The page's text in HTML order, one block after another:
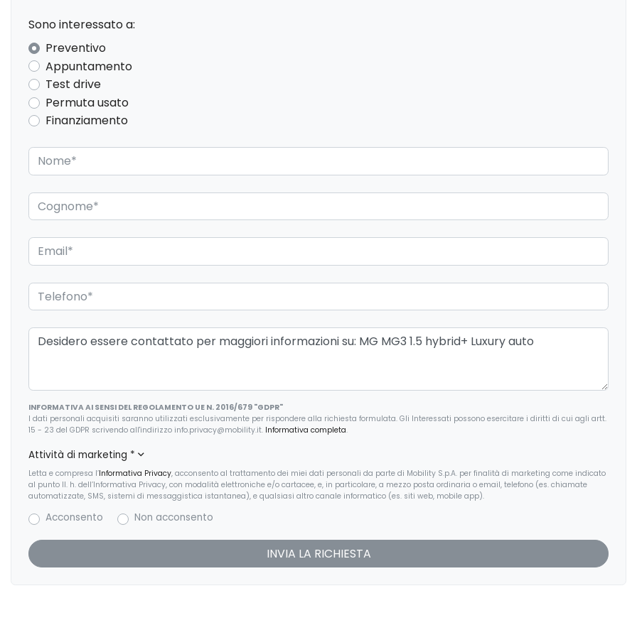
Freno di stazionamento elettrico
Inserti in acciaio esterni
Luci diurne
Partenza in salita assistita
Portaoggetti aggiuntivi
Predisposizioni
Presa 12V aggiuntiva
Protezione motore
Radio DAB
Riscaldamento da remoto
Sedile riscaldato lato guidatore
Sistema di assistenza al mantenimento
Sistema di navigazione
riscaldabili
Spoiler
Strumentazione digitale con display
Telecamera per visione esterno a 360
Sono interessato a:
Preventivo
Appuntamento
Test drive
Permuta usato
Finanziamento
INFORMATIVA AI SENSI DEL REGOLAMENTO UE N. 2016/679 "GDPR"
I dati personali acquisiti saranno utilizzati esclusivamente per rispondere alla richiesta formulata. Gli Interessati possono esercitare i diritti di cui agli artt.
15 - 23 del GDPR scrivendo all'indirizzo info.privacy@mobility.it. Informativa completa.
Attività di marketing *
Letta e compresa l’Informativa Privacy, acconsento al trattamento dei miei dati personali da parte di Mobility S.p.A. per finalità di marketing come indicato
al punto II. h. dell’Informativa Privacy, con modalità elettroniche e/o cartacee, e, in particolare, a mezzo posta ordinaria o email, telefono (es. chiamate
automatizzate, SMS, sistemi di messaggistica istantanea), e qualsiasi altro canale informatico (es. siti web, mobile app).
Acconsento Non acconsento